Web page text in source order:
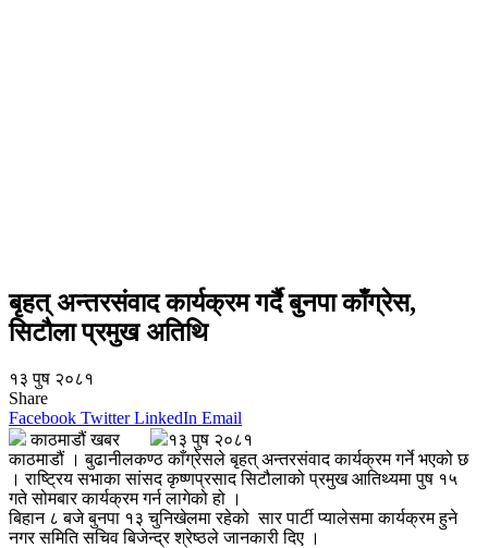
बृहत् अन्तरसंवाद कार्यक्रम गर्दै बुनपा काँग्रेस,
सिटौला प्रमुख अतिथि
१३ पुष २०८१
Share
Facebook Twitter LinkedIn Email
काठमाडौं खबर
१३ पुष २०८१
काठमाडौं । बुढानीलकण्ठ काँग्रेसले बृहत् अन्तरसंवाद कार्यक्रम गर्ने भएको छ
। राष्ट्रिय सभाका सांसद कृष्णप्रसाद सिटौलाको प्रमुख आतिथ्यमा पुष १५
गते सोमबार कार्यक्रम गर्न लागेको हो ।
बिहान ८ बजे बुनपा १३ चुनिखेलमा रहेको सार पार्टी प्यालेसमा कार्यक्रम हुने
नगर समिति सचिव बिजेन्द्र श्रेष्ठले जानकारी दिए ।